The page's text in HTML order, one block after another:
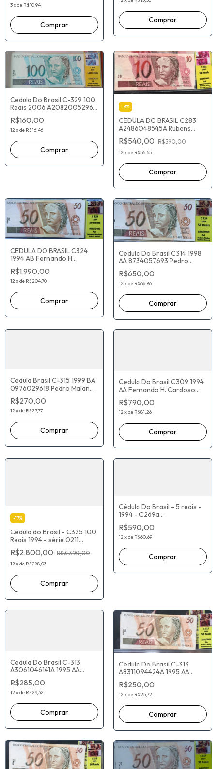
3xde R$10,94
Cedula Do Brasil C-329 100
Reais 2006 A2082005296A
Guido Mantega Henrique
Meirelles
R$160,00
12 xde R$16,46
-8%
CÉDULA DO BRASIL C283
A2486048545A Rubens
Ricupero Pedro Malan
R$540,00 R$590,00
12 xde R$55,55
CEDULA DO BRASIL C324
1994 AB Fernando H.
Cardoso Pedro Malan -
a0297038764b
R$1.990,00
12 xde R$204,70
Cedula Do Brasil C314 1998
AA 8734057693 Pedro
Malan Gustavo Franco
R$650,00
12 xde R$66,86
Cedula Brasil C-315 1999 BA
0976029618 Pedro Malan
Gustavo Franco
R$270,00
12 xde R$27,77
Cedula Do Brasil C309 1994
AA Fernando H. Cardoso
Pedro Malan a0612043168a
R$790,00
12 xde R$81,26
-17%
Cédula do Brasil - C325 100
Reais 1994 - série 0211
`reposição`
R$2.800,00 R$3.390,00
12 xde R$288,03
Cédula Do Brasil - 5 reais -
1994 - C269a
*0004030501B-
REPOSIÇÃO (*) - Série 4 -
Feita na Alemanha
R$590,00
12 xde R$60,69
Cedula Do Brasil C-313
A3061046141A 1995 AA
Pedro Malan Gustavo
Loyola
R$285,00
12 xde R$29,32
Cedula Do Brasil C-313
A8311094424A 1995 AA
Pedro Malan Gustavo
Loyola
R$250,00
12 xde R$25,72